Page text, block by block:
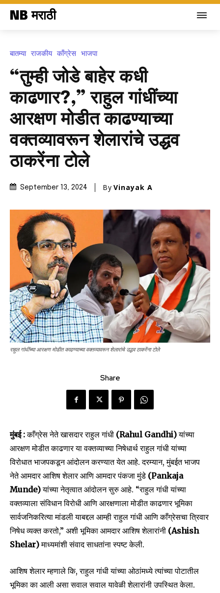
NB मराठी
बातम्या राजकीय काँग्रेस भाजपा
“तुम्ही जोडे बाहेर कधी
काढणार?,” राहुल गांधींच्या
आरक्षण मोडीत काढण्याच्या
वक्तव्यावरून शेलारांचे उद्धव
ठाकरेंना टोले
September 13, 2024 By Vinayak A
राहुल गांधींच्या आरक्षण मोडीत काढण्याच्या वक्तव्यावरून शेलारांचे उद्धव ठाकरेंना टोले
Share
मुंबई :काँग्रेस नेते खासदार राहुल गांधी (Rahul Gandhi)यांच्या
आरक्षण मोडीत काढणार या वक्तव्याच्या निषेधार्थ राहुल गांधी यांच्या
विरोधात भाजपकडून आंदोलन करण्यात येत आहे. दरम्यान, मुंबईत भाजप
नेते आमदार आशिष शेलार आणि आमदार पंकजा मुंडे (Pankaja
Munde)यांच्या नेतृत्वात आंदोलन सुरु आहे. “राहुल गांधी यांच्या
वक्तव्याला संविधान विरोधी आणि आरक्षणाला मोडीत काढणार भूमिका
सार्वजनिकरित्या मांडली याबद्दल आम्ही राहुल गांधी आणि काँग्रेसचा त्रिवार
निषेध व्यक्त करतो,” अशी भूमिका आमदार आशिष शेलारांनी (Ashish
Shelar)माध्यमांशी संवाद साधतांना स्पष्ट केली.
आशिष शेलार म्हणाले कि, राहुल गांधी यांच्या ओठांमध्ये त्यांच्या पोटातील
भूमिका का आली असा सवाल सवाल यावेळी शेलारांनी उपस्थित केला.